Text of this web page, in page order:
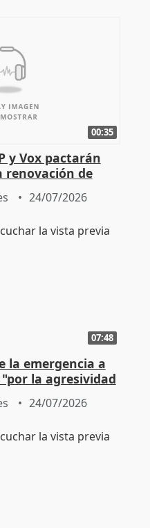
00:35
y Vox pactarán
renovación de
24/07/2026
07:48
la emergencia a
la agresividad
24/07/2026